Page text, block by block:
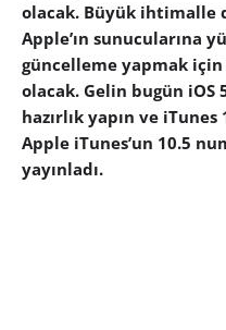
olacak. Büyük ihtimalle
Apple’ın sunucularına
güncelleme yapmak için
olacak. Gelin bugün iOS
hazırlık yapın ve
Apple iTunes’un 10.5
yayınladı.